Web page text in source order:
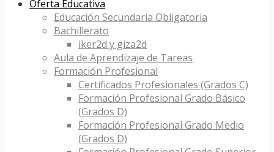
Oferta Educativa
Educación Secundaria Obligatoria
Bachillerato
iker2d y giza2d
Aula de Aprendizaje de Tareas
Formación Profesional
Certificados Profesionales (Grados C)
Formación Profesional Grado Básico
(Grados D)
Formación Profesional Grado Medio
(Grados D)